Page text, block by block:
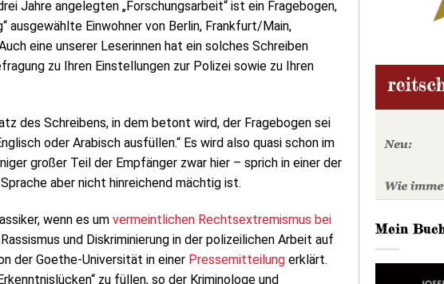
Jahre angelegten „Forschungsarbeit“ ist ein Fragebogen,
ausgewählte Einwohner von Berlin, Frankfurt/Main,
eine unserer Leserinnen hat ein solches Schreiben
zu Ihren Einstellungen zur Polizei sowie zu Ihren
des Schreibens, in dem betont wird, der Fragebogen sei
oder Arabisch ausfüllen.“ Es wird also quasi schon im
großer Teil der Empfänger zwar hier – sprich in einer der
aber nicht hinreichend mächtig ist.
wenn es um vermeintlichen Rechtsextremismus bei
und Diskriminierung in der polizeilichen Arbeit auf
der Goethe-Universität in einer Pressemitteilung erklärt.
zu füllen, so der Kriminologe und
Mein